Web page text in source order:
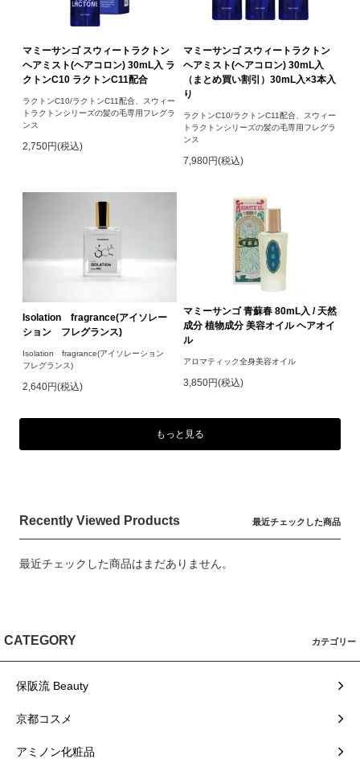
マミーサンゴ スウィートラクトン
ヘアミスト(ヘアコロン) 30mL入 ラ
クトンC10 ラクトンC11配合
ラクトンC10/ラクトンC11配合、スウィー
トラクトンシリーズの髪の毛専用フレグラ
ンス
2,750円(税込)
マミーサンゴ スウィートラクトン
ヘアミスト(ヘアコロン) 30mL入
（まとめ買い割引）30mL入×3本入
り
ラクトンC10/ラクトンC11配合、スウィー
トラクトンシリーズの髪の毛専用フレグラ
ンス
7,980円(税込)
Isolation fragrance(アイソレー
ション フレグランス)
Isolation fragrance(アイソレーション
フレグランス)
2,640円(税込)
マミーサンゴ 青蘇春 80mL入 / 天然
成分 植物成分 美容オイル ヘアオイ
ル
アロマティック全身美容オイル
3,850円(税込)
もっと見る
Recently Viewed Products 最近チェックした商品
最近チェックした商品はまだありません。
CATEGORY カテゴリー
保阪流 Beauty
京都コスメ
アミノン化粧品